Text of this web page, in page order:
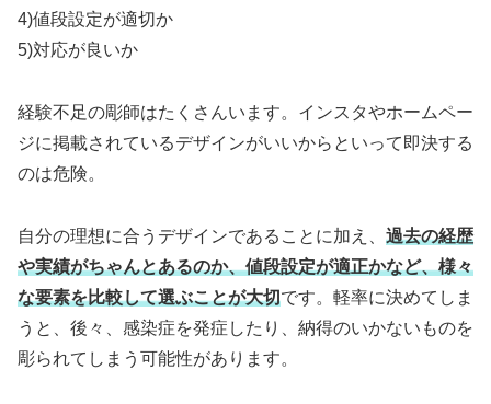
4)値段設定が適切か
5)対応が良いか
経験不足の彫師はたくさんいます。インスタやホームペー
ジに掲載されているデザインがいいからといって即決する
のは危険。
自分の理想に合うデザインであることに加え、 過去の経歴
や実績がちゃんとあるのか、値段設定が適正かなど、様々
な要素を比較して選ぶことが大切です。軽率に決めてしま
うと、後々、感染症を発症したり、納得のいかないものを
彫られてしまう可能性があります。